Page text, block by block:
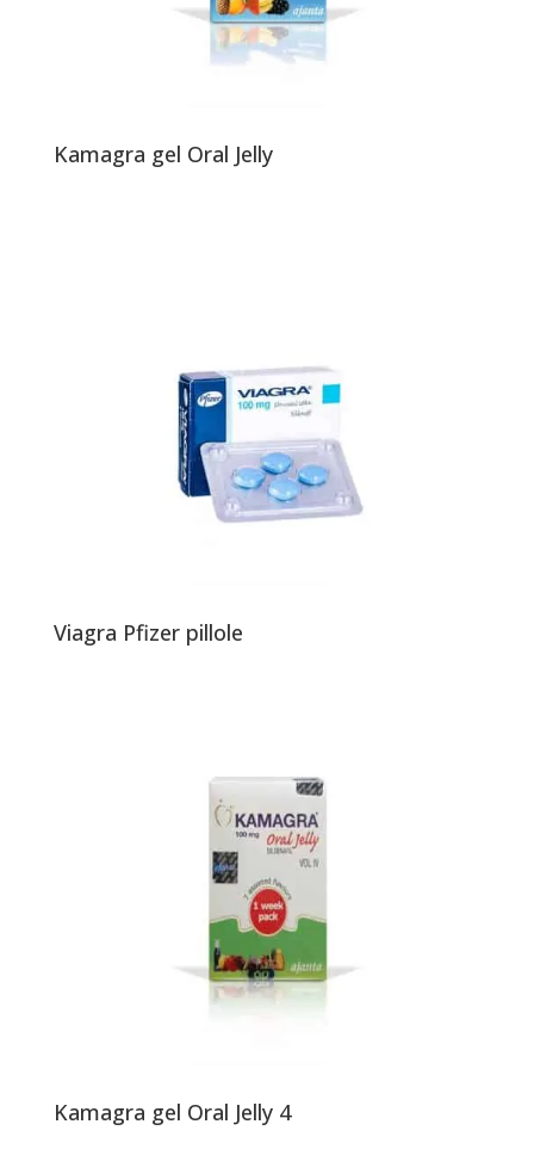
Kamagra gel Oral Jelly
Viagra Pfizer pillole
Kamagra gel Oral Jelly 4